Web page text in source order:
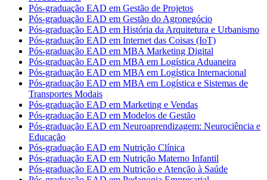
Pós-graduação EAD em Gestão de Projetos
Pós-graduação EAD em Gestão do Agronegócio
Pós-graduação EAD em História da Arquitetura e Urbanismo
Pós-graduação EAD em Internet das Coisas (IoT)
Pós-graduação EAD em MBA Marketing Digital
Pós-graduação EAD em MBA em Logística Aduaneira
Pós-graduação EAD em MBA em Logística Internacional
Pós-graduação EAD em MBA em Logística e Sistemas de
Transportes Modais
Pós-graduação EAD em Marketing e Vendas
Pós-graduação EAD em Modelos de Gestão
Pós-graduação EAD em Neuroaprendizagem: Neurociência e
Educação
Pós-graduação EAD em Nutrição Clínica
Pós-graduação EAD em Nutrição Materno Infantil
Pós-graduação EAD em Nutrição e Atenção à Saúde